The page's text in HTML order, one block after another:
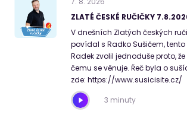
ZLATÉ ČESKÉ RUČIČKY
V dnešních Zlatých českých
povídal s Radko Sušičem,
Radek zvolil jednoduše proto,
čemu se věnuje. Řeč byla o
zde: https://www.susicisite.cz/
3 minuty